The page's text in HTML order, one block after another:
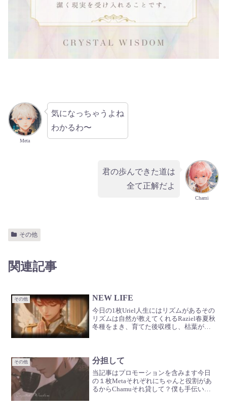
Meta
気になっちゃうよね
わかるわ〜
Chami
君の歩んできた道は
全て正解だよ
その他
関連記事
その他 NEW LIFE
今日の1枚Uriel人生にはリズムがあるその
リズムは自然が教えてくれるRaziel春夏秋
冬種をまき、育てた後収穫し、枯葉が土
その他 分担して
当記事はプロモーションを含みます今日
の１枚Metaそれぞれにちゃんと役割があ
るからChamuそれ貸して？僕も手伝いか